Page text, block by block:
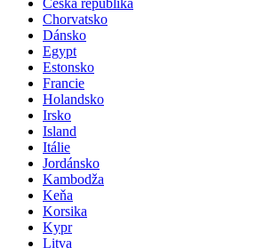
Česká republika
Chorvatsko
Dánsko
Egypt
Estonsko
Francie
Holandsko
Irsko
Island
Itálie
Jordánsko
Kambodža
Keňa
Korsika
Kypr
Litva